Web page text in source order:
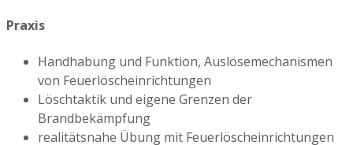
Praxis
Handhabung und Funktion, Auslösemechanismen
von Feuerlöscheinrichtungen
Löschtaktik und eigene Grenzen der
Brandbekämpfung
realitätsnahe Übung mit Feuerlöscheinrichtungen